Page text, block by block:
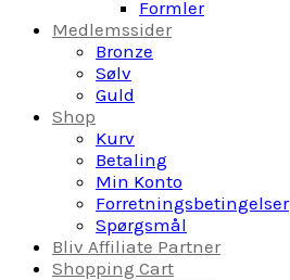
Formler
Medlemssider
Bronze
Sølv
Guld
Shop
Kurv
Betaling
Min Konto
Forretningsbetingelser
Spørgsmål
Bliv Affiliate Partner
Shopping Cart